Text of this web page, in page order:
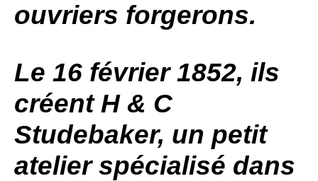
ouvriers forgerons.
Le 16 février 1852, ils
créent H & C
Studebaker, un petit
atelier spécialisé dans